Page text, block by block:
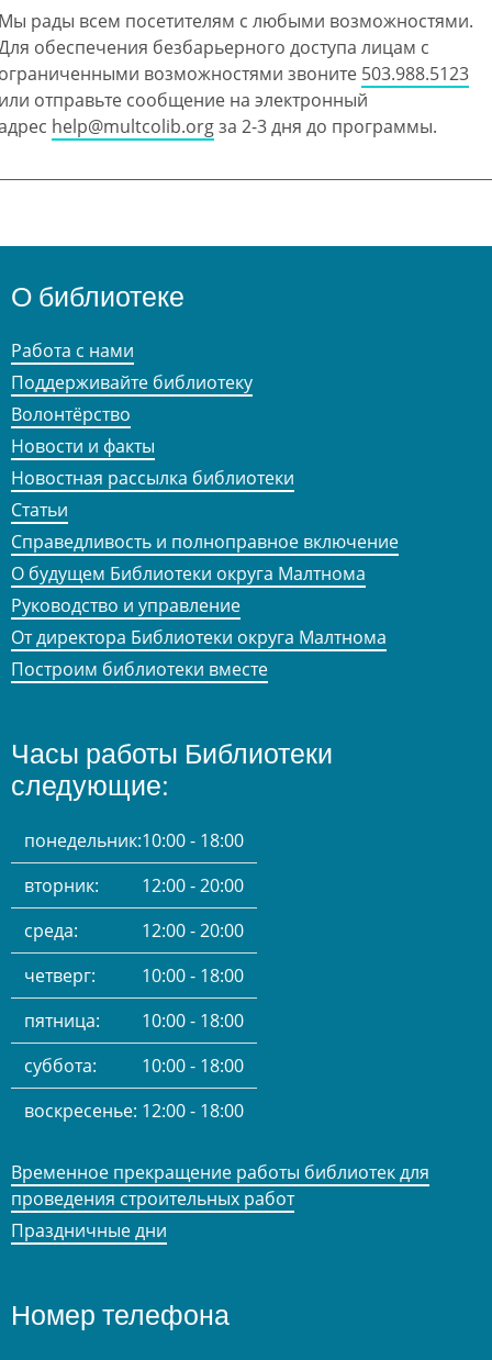
рады всем посетителям с любыми возможностями.
обеспечения безбарьерного доступа лицам с
возможностями звоните 503.988.5123
отправьте сообщение на электронный
help@multcolib.orgза 2-3 дня до программы.
О библиотеке
Работа с нами
Поддерживайте библиотеку
Волонтёрство
Новости и факты
Новостная рассылка библиотеки
Статьи
Справедливость и полноправное включение
О будущем Библиотеки округа Малтнома
Руководство и управление
От директора Библиотеки округа Малтнома
Построим библиотеки вместе
Часы работы Библиотеки
следующие:
понедельник:10:00 - 18:00
вторник:
12:00 - 20:00
среда:
12:00 - 20:00
четверг:
10:00 - 18:00
пятница:
10:00 - 18:00
суббота:
10:00 - 18:00
воскресенье: 12:00 - 18:00
Временное прекращение работы библиотек для
проведения строительных работ
Праздничные дни
Номер телефона